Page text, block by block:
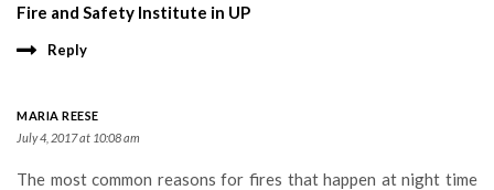
Fire and Safety Institute in UP
Reply
MARIA REESE
July 4, 2017 at 10:08 am
The most common reasons for fires that happen at night time